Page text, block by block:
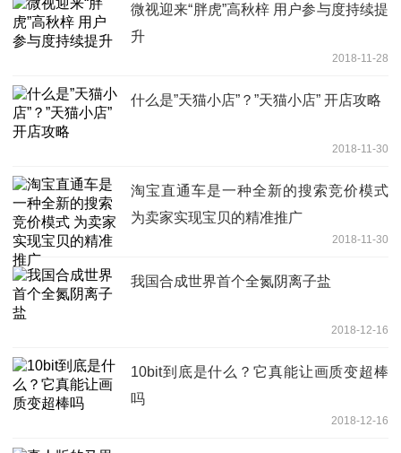
微视迎来“胖虎”高秋梓 用户参与度持续提
升
2018-11-28
什么是”天猫小店”？”天猫小店” 开店攻略
2018-11-30
淘宝直通车是一种全新的搜索竞价模式
为卖家实现宝贝的精准推广
2018-11-30
我国合成世界首个全氮阴离子盐
2018-12-16
10bit到底是什么？它真能让画质变超棒
吗
2018-12-16